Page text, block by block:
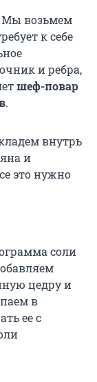
Мы возьмем
к себе
и ребра,
шеф-повар
.
внутрь
и
это нужно
соли
цедру и
в
ее с